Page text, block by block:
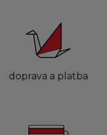
doprava a platba